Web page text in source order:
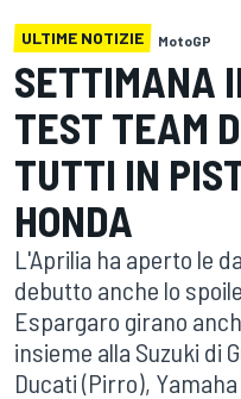
ULTIME NOTIZIE MotoGP
SETTIMANA
TEST TEAM
TUTTI IN
HONDA
L'Aprilia ha aperto le
debutto anche lo
Espargaro girano
insieme alla Suzuki di
Ducati (Pirro), Yamaha